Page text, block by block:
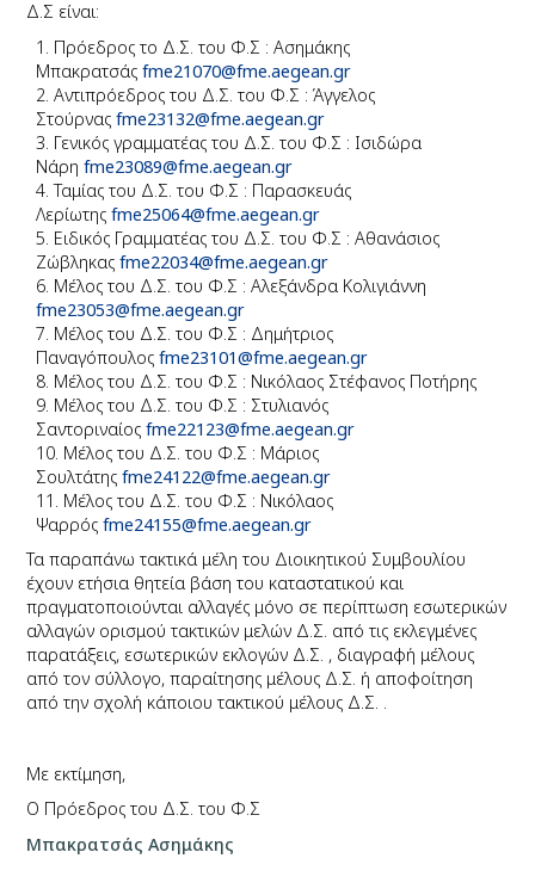
Δ.Σ είναι:
Πρόεδρος το Δ.Σ. του Φ.Σ : Ασημάκης
Μπακρατσάς fme21070@fme.aegean.gr
Αντιπρόεδρος του Δ.Σ. του Φ.Σ : Άγγελος
Στούρνας fme23132@fme.aegean.gr
Γενικός γραμματέας του Δ.Σ. του Φ.Σ : Ισιδώρα
Νάρη fme23089@fme.aegean.gr
Ταμίας του Δ.Σ. του Φ.Σ : Παρασκευάς
Λερίωτης fme25064@fme.aegean.gr
Ειδικός Γραμματέας του Δ.Σ. του Φ.Σ : Αθανάσιος
Ζώβληκας fme22034@fme.aegean.gr
Μέλος του Δ.Σ. του Φ.Σ : Αλεξάνδρα Κoλιγιάννη
fme23053@fme.aegean.gr
Μέλος του Δ.Σ. του Φ.Σ : Δημήτριος
Παναγόπουλος fme23101@fme.aegean.gr
Μέλος του Δ.Σ. του Φ.Σ : Νικόλαος Στέφανος Ποτήρης
Μέλος του Δ.Σ. του Φ.Σ : Στυλιανός
Σαντοριναίος fme22123@fme.aegean.gr
Μέλος του Δ.Σ. του Φ.Σ : Μάριος
Σουλτάτης fme24122@fme.aegean.gr
Μέλος του Δ.Σ. του Φ.Σ : Νικόλαος
Ψαρρός fme24155@fme.aegean.gr
Τα παραπάνω τακτικά μέλη του Διοικητικού Συμβουλίου
έχουν ετήσια θητεία βάση του καταστατικού και
πραγματοποιούνται αλλαγές μόνο σε περίπτωση εσωτερικών
αλλαγών ορισμού τακτικών μελών Δ.Σ. από τις εκλεγμένες
παρατάξεις, εσωτερικών εκλογών Δ.Σ. , διαγραφή μέλους
από τον σύλλογο, παραίτησης μέλους Δ.Σ. ή αποφοίτηση
από την σχολή κάποιου τακτικού μέλους Δ.Σ. .
Με εκτίμηση,
Ο Πρόεδρος του Δ.Σ. του Φ.Σ
Μπακρατσάς Ασημάκης